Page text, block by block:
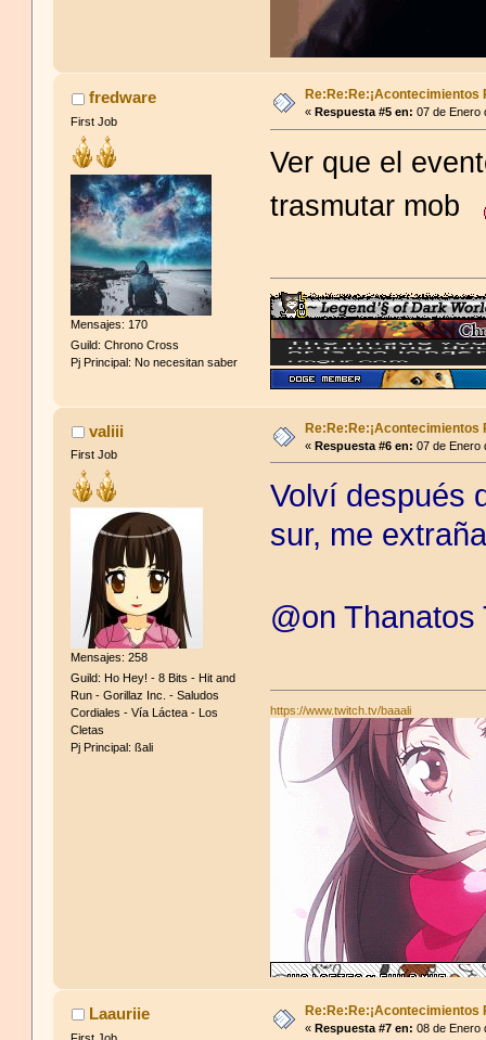
fredware
First Job
Mensajes: 170
Guild: Chrono Cross
Pj Principal: No necesitan saber
Re:Re:Re:¡Acontecimientos
«Respuesta #5 en: 07 de Enero
Ver que el
trasmutar mob
valiii
First Job
Mensajes: 258
Guild: Ho Hey! - 8 Bits - Hit and
Run - Gorillaz Inc. - Saludos
Cordiales - Vía Láctea - Los
Cletas
Pj Principal: ßali
Re:Re:Re:¡Acontecimientos
«Respuesta #6 en: 07 de Enero
Volví después
sur, me
@on
https://www.twitch.tv/baaali
Laauriie Re:Re:Re:¡Acontecimientos
«Respuesta #7 en: 08 de Enero